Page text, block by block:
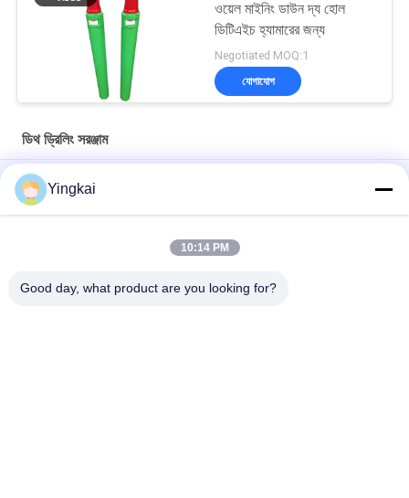
ওয়েল মাইনিং ডাউন দ্য হোল
ডিটিএইচ হ্যামারের জন্য
Negotiated MOQ:1
যোগাযোগ
ডিথ ড্রিলিং সরঞ্জাম
8 ইঞ্চি 311 মিমি কার্বন স্টীল ডিটিএইচ হ্যামার বিট মাইনিং এবং জল ভাল ড্রিলিং জন্য
উচ্চ অনুপ্রবেশ এবং ক্ষয় প্রতিরোধী ডাউন দ্য হোল ড্রিলিংয়ের জন্য QL50A-197mm
Yingkai
10:14 PM
Good day, what product are you looking for?